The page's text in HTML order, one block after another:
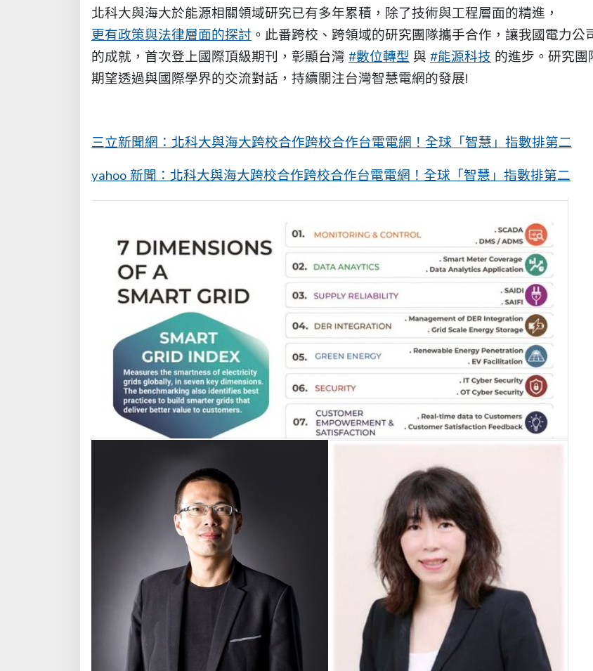
北科大與海大於能源相關領域研究已有多年累積，除了技術與工程層面的精進，
更有政策與法律層面的探討 。此番跨校、跨領域的研究團隊攜手合作，讓我國電力公
的成就，首次登上國際頂級期刊，彰顯台灣 #數位轉型 與 #能源科技 的進步。研究團
期望透過與國際學界的交流對話，持續關注台灣智慧電網的發展!
三立新聞網：北科大與海大跨校合作跨校合作台電電網！全球「智慧」指數排第二
yahoo 新聞：北科大與海大跨校合作跨校合作台電電網！全球「智慧」指數排第二